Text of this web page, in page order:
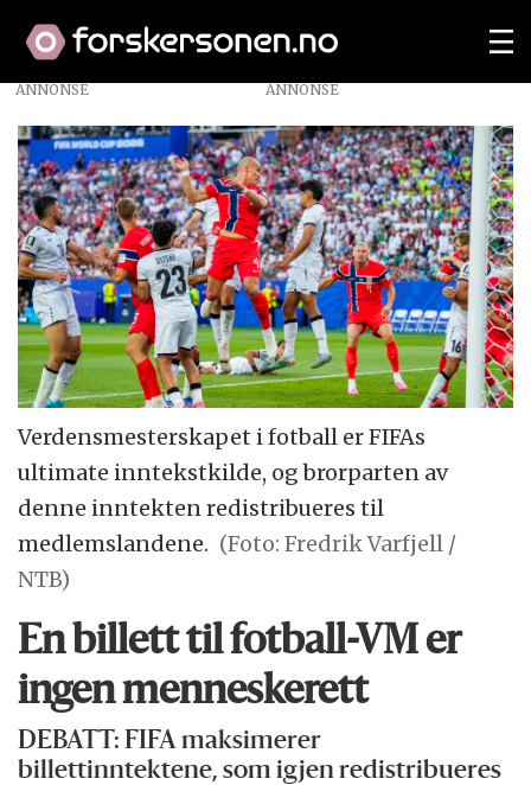
ANNONSE
Verdensmesterskapet i fotball er FIFAs
ultimate inntekstkilde, og brorparten av
denne inntekten redistribueres til
medlemslandene. (Foto: Fredrik Varfjell /
NTB)
En billett til fotball-VM er
ingen menneskerett
DEBATT: FIFA maksimerer
billettinntektene, som igjen redistribueres